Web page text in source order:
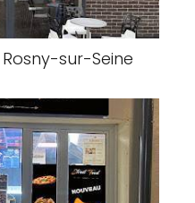
sur-Seine